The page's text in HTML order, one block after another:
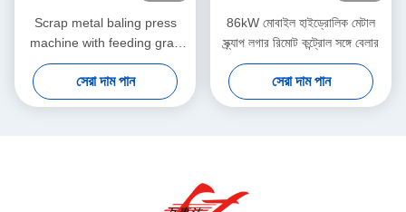
Scrap metal baling press
machine with feeding grab
for waste aluminum profile
light scrap metal
সেরা দাম পান
86kW মোবাইল হাইড্রোলিক মেটাল
স্ক্র্যাপ লগার রিমোট কন্ট্রোল সঙ্গে বেলার
সেরা দাম পান